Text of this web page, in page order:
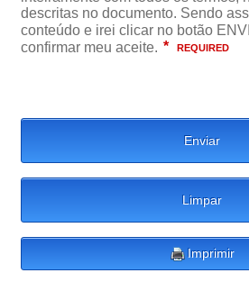
Enviar
Limpar
Imprimir